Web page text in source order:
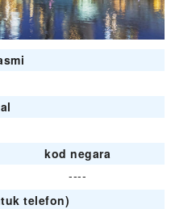
kod negara
----
telefon)